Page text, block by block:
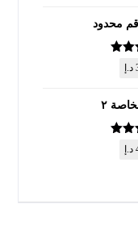
محدود
د.إ
٢
د.إ